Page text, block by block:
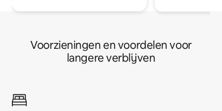
Voorzieningen en voordelen voor
langere verblijven